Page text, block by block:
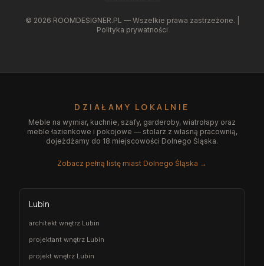
© 2026 ROOMDESIGNER.PL — Wszelkie prawa zastrzeżone. |
Polityka prywatności
DZIAŁAMY LOKALNIE
Meble na wymiar, kuchnie, szafy, garderoby, wiatrołapy oraz
meble łazienkowe i pokojowe — stolarz z własną pracownią,
dojeżdżamy do 18 miejscowości Dolnego Śląska.
Zobacz pełną listę miast Dolnego Śląska →
Lubin
architekt wnętrz Lubin
projektant wnętrz Lubin
projekt wnętrz Lubin